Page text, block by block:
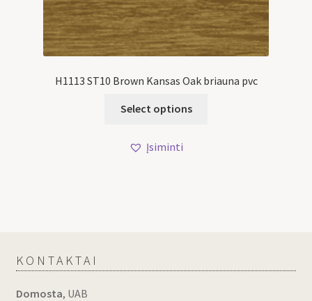
H1113 ST10 Brown Kansas Oak briauna pvc
Select options
Įsiminti
KONTAKTAI
Domosta, UAB